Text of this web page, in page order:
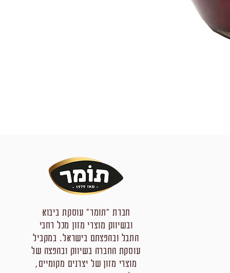
חברת "תומר" עוסקת ביבוא
ובשיווק מוצרי מזון מכל רחבי
התבל ובהפצתם בישראל. במקביל
עוסקת החברה בשיווק ובהפצה של
מוצרי מזון של יצרנים מקומיים,